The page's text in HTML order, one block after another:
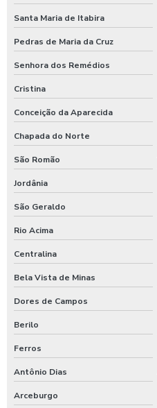
Santa Maria de Itabira
Pedras de Maria da Cruz
Senhora dos Remédios
Cristina
Conceição da Aparecida
Chapada do Norte
São Romão
Jordânia
São Geraldo
Rio Acima
Centralina
Bela Vista de Minas
Dores de Campos
Berilo
Ferros
Antônio Dias
Arceburgo